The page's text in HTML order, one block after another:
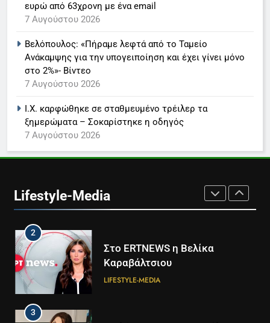
ευρώ από 63χρονη με ένα email
7 Αυγούστου 2026
Βελόπουλος: «Πήραμε λεφτά από το Ταμείο
Ανάκαμψης για την υπογειποίηση και έχει γίνει μόνο
στο 2%»- Βίντεο
7 Αυγούστου 2026
Ι.Χ. καρφώθηκε σε σταθμευμένο τρέιλερ τα
ξημερώματα – Σοκαρίστηκε η οδηγός
7 Αυγούστου 2026
Lifestyle-Media
Τέλος από τον ΑΝΤ1 ο
LIFESTYLE-MEDIA
8
Times μαζί σε μια νέα
συνδρομητική πρόταση
LIFESTYLE-MEDIA
1
LIFESTYLE-MEDIA
2
Στο ERTNEWS η Βελίκα
Καραβάλτσιου
LIFESTYLE-MEDIA
3